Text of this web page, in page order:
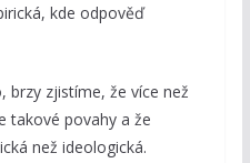
kde odpověď
zjistíme, že více než
takové povahy a že
než ideologická.